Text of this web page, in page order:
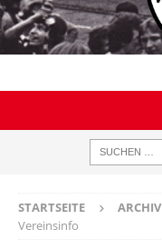
STARTSEITE ARCHIV
Vereinsinfo